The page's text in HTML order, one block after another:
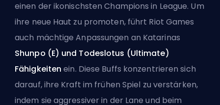
einen der ikonischsten Champions in League. Um
ihre neue Haut zu promoten, führt Riot Games
auch mächtige Anpassungen an Katarinas
Shunpo (E) und Todeslotus (Ultimate)
Fähigkeiten ein. Diese Buffs konzentrieren sich
darauf, ihre Kraft im frühen Spiel zu verstärken,
indem sie aggressiver in der Lane und beim